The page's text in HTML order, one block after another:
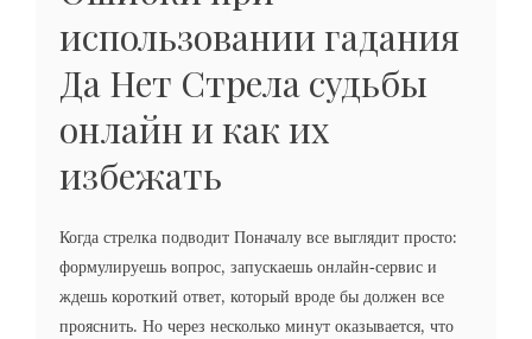
использовании гадания
Да Нет Стрела судьбы
онлайн и как их
избежать
Когда стрелка подводит Поначалу все выглядит просто:
формулируешь вопрос, запускаешь онлайн‑сервис и
ждешь короткий ответ, который вроде бы должен все
прояснить. Но через несколько минут оказывается, что